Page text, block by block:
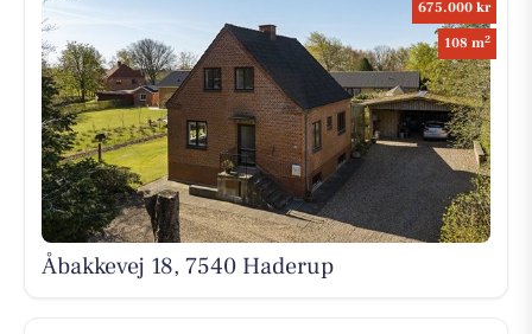
675.000 kr
108 m2
Åbakkevej 18, 7540 Haderup